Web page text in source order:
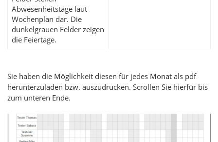
Abwesenheitstage laut
Wochenplan dar. Die
dunkelgrauen Felder zeigen
die Feiertage.
Sie haben die Möglichkeit diesen für jedes Monat als pdf
herunterzuladen bzw. auszudrucken. Scrollen Sie hierfür bis
zum unteren Ende.